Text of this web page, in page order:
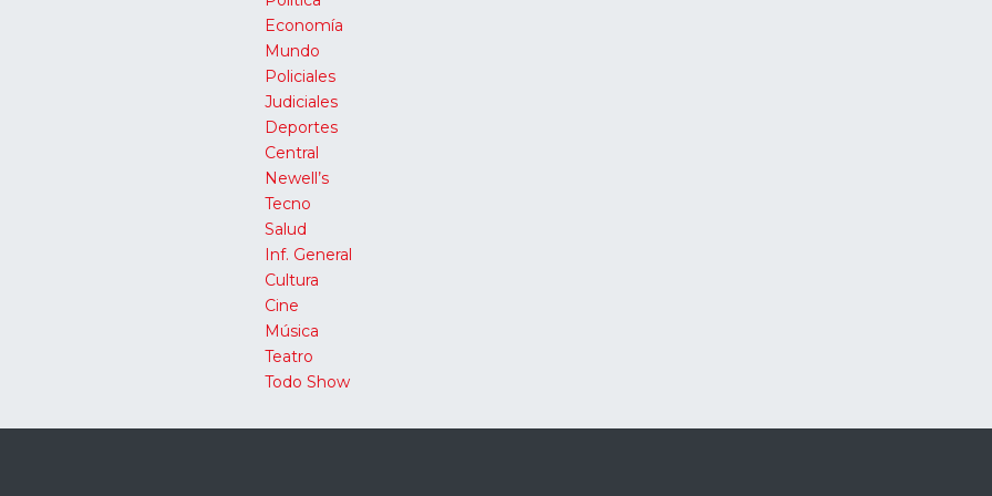
Economía
Mundo
Policiales
Judiciales
Deportes
Central
Newell’s
Tecno
Salud
Inf. General
Cultura
Cine
Música
Teatro
Todo Show